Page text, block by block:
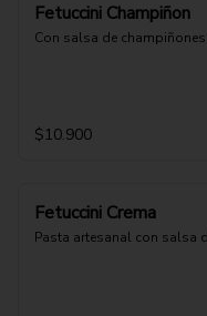
Fetuccini Champiñon
Con salsa de champiñones
$10.900
Fetuccini Crema
Pasta artesanal con salsa